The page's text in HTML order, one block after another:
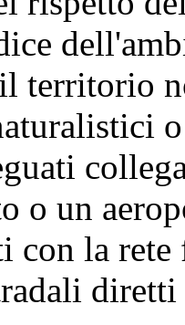
territorio
o un
con la rete